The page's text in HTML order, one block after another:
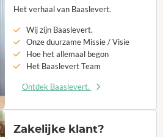
Het verhaal van Baaslevert.
Wij zijn Baaslevert.
Onze duurzame Missie / Visie
Hoe het allemaal begon
Het Baaslevert Team
Ontdek Baaslevert.
Zakelijke klant?